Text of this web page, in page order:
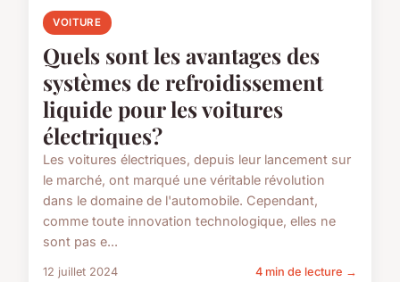
VOITURE
Quels sont les avantages des
systèmes de refroidissement
liquide pour les voitures
électriques?
Les voitures électriques, depuis leur lancement sur
le marché, ont marqué une véritable révolution
dans le domaine de l'automobile. Cependant,
comme toute innovation technologique, elles ne
sont pas e...
12 juillet 2024 4 min de lecture →